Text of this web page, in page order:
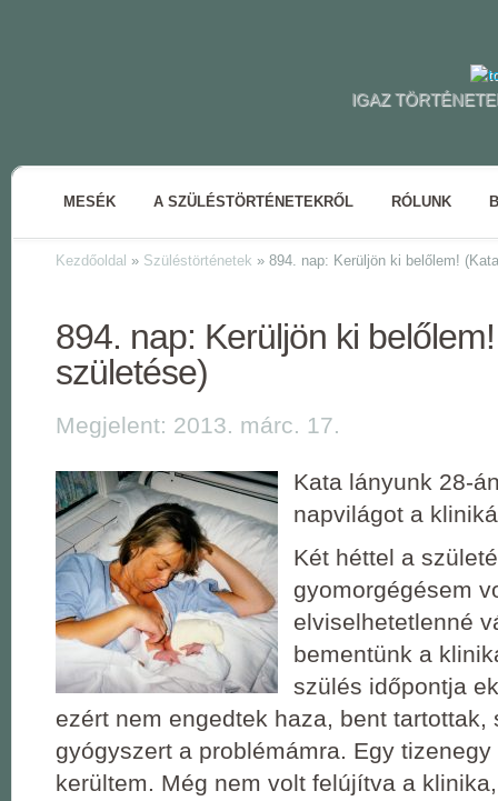
IGAZ
MESÉK A SZÜLÉSTÖRTÉNETEKRŐL RÓLUNK
Kezdőoldal » Szüléstörténetek » 894. nap: Kerüljön ki belőlem!
894. nap: Kerüljön ki
születése)
Megjelent: 2013. márc. 17.
Kata lányunk 28-
napvilágot a
Két héttel a
gyomorgégésem
elviselhetetlenné
bementünk a
szülés időpontja
ezért nem engedtek haza, bent tartottak,
gyógyszert a problémámra. Egy
kerültem. Még nem volt felújítva a